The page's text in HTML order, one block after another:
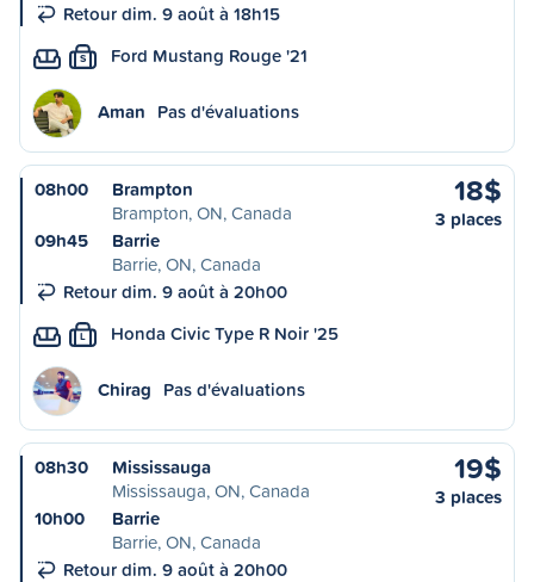
Retour dim. 9 août à 18h15
S Ford Mustang Rouge '21
Aman Pas d'évaluations
08h00
Brampton
Brampton, ON, Canada
09h45
Barrie
Barrie, ON, Canada
Retour dim. 9 août à 20h00
18$
3 places
L Honda Civic Type R Noir '25
Chirag Pas d'évaluations
08h30
Mississauga
Mississauga, ON, Canada
10h00
Barrie
Barrie, ON, Canada
Retour dim. 9 août à 20h00
19$
3 places